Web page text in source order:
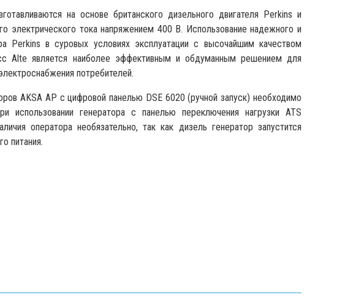
на основе британского дизельного двигателя Perkins и
электрического тока напряжением 400 В. Использование надежного и
Perkins в суровых условиях эксплуатации с высочайшим качеством
Alte является наиболее эффективным и обдуманным решением для
потребителей.
AKSA AP с цифровой панелью DSE 6020 (ручной запуск) необходимо
использовании генератора с панелью переключения нагрузки ATS
оператора необязательно, так как дизель генератор запустится
питания.